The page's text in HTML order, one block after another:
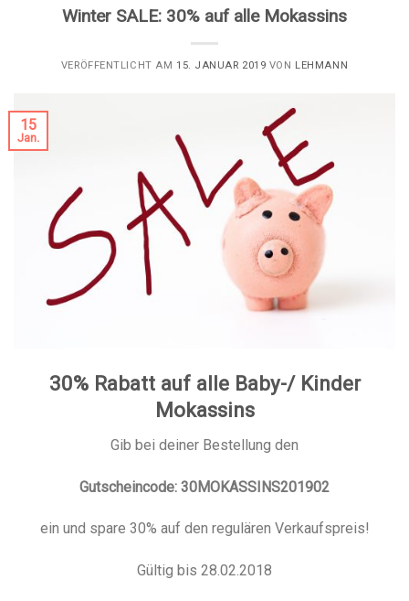
Winter SALE: 30% auf alle Mokassins
VERÖFFENTLICHT AM 15. JANUAR 2019 VON LEHMANN
15
Jan.
30% Rabatt auf alle Baby-/ Kinder
Mokassins
Gib bei deiner Bestellung den
Gutscheincode: 30MOKASSINS201902
ein und spare 30% auf den regulären Verkaufspreis!
Gültig bis 28.02.2018